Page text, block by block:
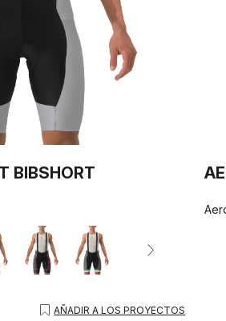
BIBSHORT
AÑADIR A LOS PROYECTOS